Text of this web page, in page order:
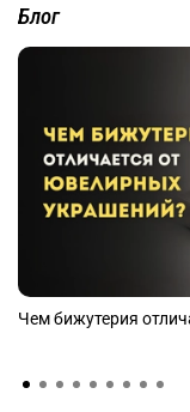
Блог
Чем бижутерия